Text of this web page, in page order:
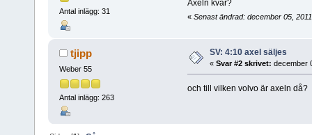
Antal inlägg: 31
Axeln kvar?
« Senast ändrad: december 05,
tjipp
Weber 55
Antal inlägg: 263
SV: 4:10 axel säljes
« Svar #2 skrivet: december
och till vilken volvo är axeln då?